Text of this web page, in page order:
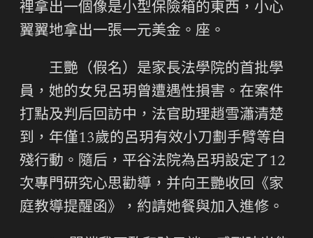
裡拿出一個像是小型保險箱的東西，小心
翼翼地拿出一張一元美金。座。
王艷（假名）是家長法學院的首批學
員，她的女兒呂玥曾遭遇性損害。在案件
打點及判后回訪中，法官助理趙雪瀟清楚
到，年僅13歲的呂玥有效小刀劃手臂等自
殘行動。隨后，平谷法院為呂玥設定了12
次專門研究心思勸導，并向王艷收回《家
庭教導提醒函》，約請她餐與加入進修。